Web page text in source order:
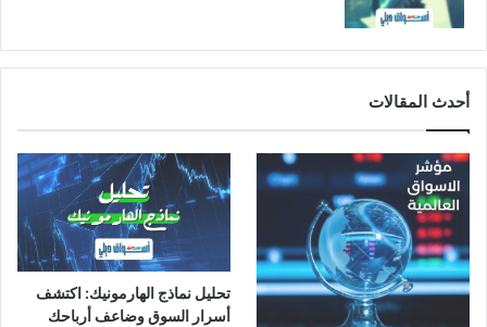
أحدث المقالات
تحليل نماذج الهارمونيك: اكتشف
أسرار السوق وضاعف أرباحك